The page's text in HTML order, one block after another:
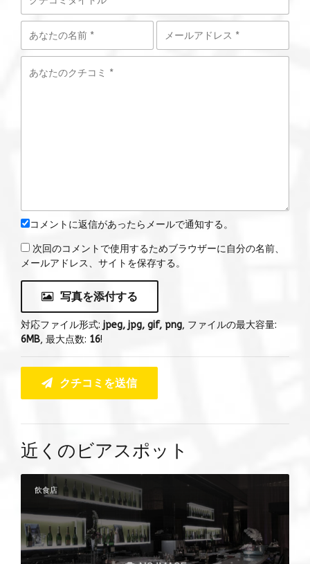
コメントに返信があったらメールで通知する。
次回のコメントで使用するためブラウザーに自分の名前、
メールアドレス、サイトを保存する。
写真を添付する
対応ファイル形式: jpeg, jpg, gif, png, ファイルの最大容量:
6MB, 最大点数: 16!
クチコミを送信
近くのビアスポット
飲食店